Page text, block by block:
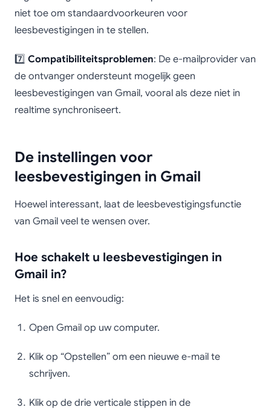
niet toe om standaardvoorkeuren voor
leesbevestigingen in te stellen.
7️⃣ Compatibiliteitsproblemen: De e-mailprovider van
de ontvanger ondersteunt mogelijk geen
leesbevestigingen van Gmail, vooral als deze niet in
realtime synchroniseert.
De instellingen voor
leesbevestigingen in Gmail
Hoewel interessant, laat de leesbevestigingsfunctie
van Gmail veel te wensen over.
Hoe schakelt u leesbevestigingen in
Gmail in?
Het is snel en eenvoudig:
Open Gmail op uw computer.
Klik op “Opstellen” om een nieuwe e-mail te
schrijven.
Klik op de drie verticale stippen in de